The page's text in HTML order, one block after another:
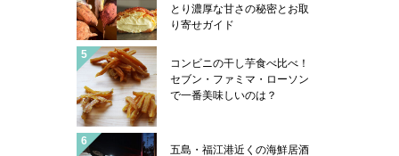
とり濃厚な甘さの秘密とお取
り寄せガイド
コンビニの干し芋食べ比べ！
セブン・ファミマ・ローソン
で一番美味しいのは？
五島・福江港近くの海鮮居酒